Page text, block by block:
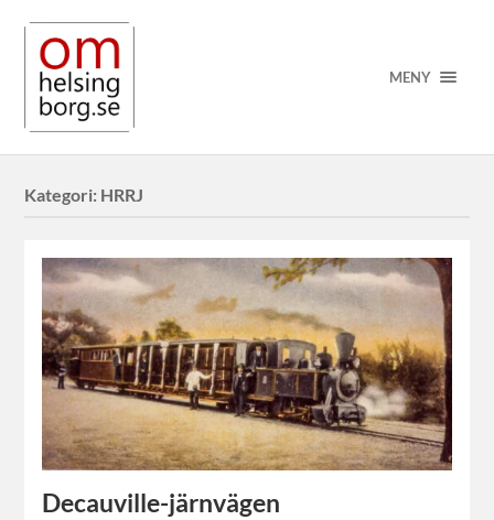
MENY
Kategori: HRRJ
Decauville-järnvägen